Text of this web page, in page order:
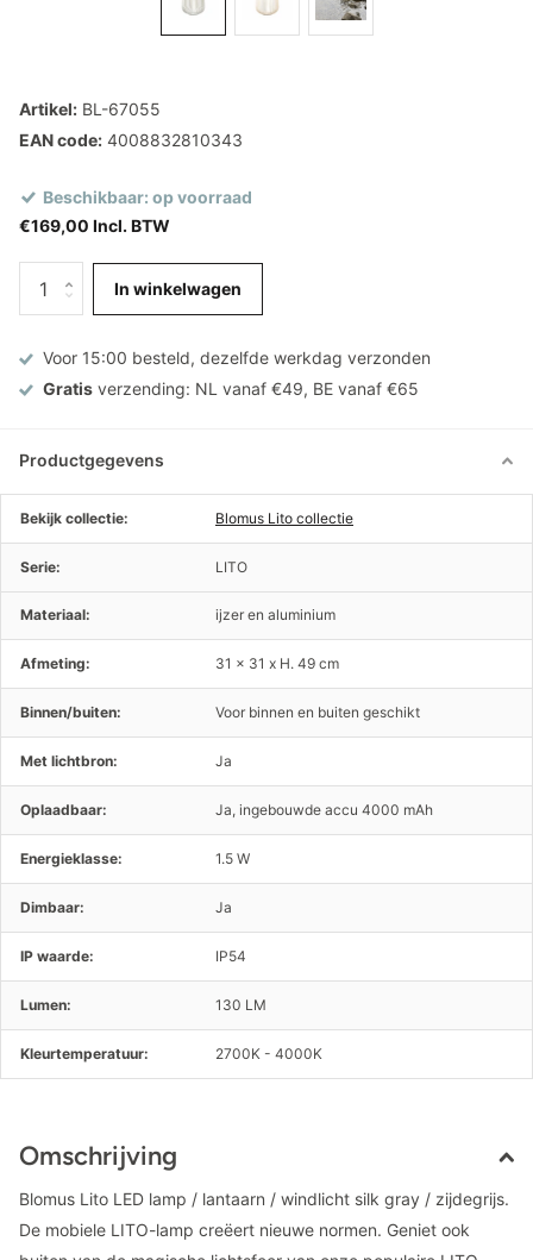
Artikel: BL-67055
EAN code: 4008832810343
Beschikbaar: op voorraad
€169,00 Incl. BTW
In winkelwagen
Voor 15:00 besteld, dezelfde werkdag verzonden
Gratis verzending: NL vanaf €49, BE vanaf €65
Productgegevens
Bekijk collectie: Blomus Lito collectie
Serie: LITO
Materiaal: ijzer en aluminium
Afmeting: 31 x 31 x H. 49 cm
Binnen/buiten: Voor binnen en buiten geschikt
Met lichtbron: Ja
Oplaadbaar: Ja, ingebouwde accu 4000 mAh
Energieklasse: 1.5 W
Dimbaar: Ja
IP waarde: IP54
Lumen: 130 LM
Kleurtemperatuur: 2700K - 4000K
Omschrijving
Blomus Lito LED lamp / lantaarn / windlicht silk gray / zijdegrijs.
De mobiele LITO-lamp creëert nieuwe normen. Geniet ook